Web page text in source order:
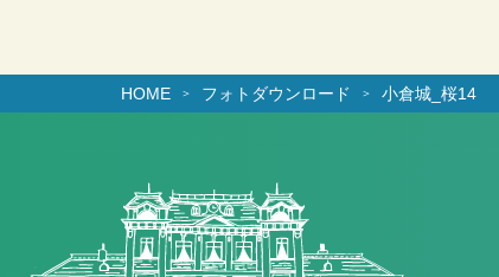
HOME フォトダウンロード 小倉城_桜14